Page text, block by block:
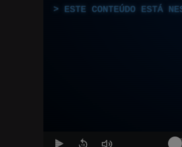
ESTE CONTEÚDO ESTÁ